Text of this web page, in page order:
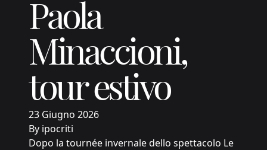
Paola
Minaccioni,
tour estivo
23 Giugno 2026
By ipocriti
Dopo la tournée invernale dello spettacolo Le